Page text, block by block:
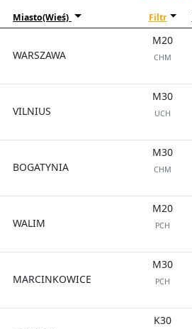
Miasto(Wieś) Filtr
WARSZAWA
M20
CHM
VILNIUS
M30
UCH
BOGATYNIA
M30
CHM
WALIM
M20
PCH
MARCINKOWICE
M30
PCH
K30